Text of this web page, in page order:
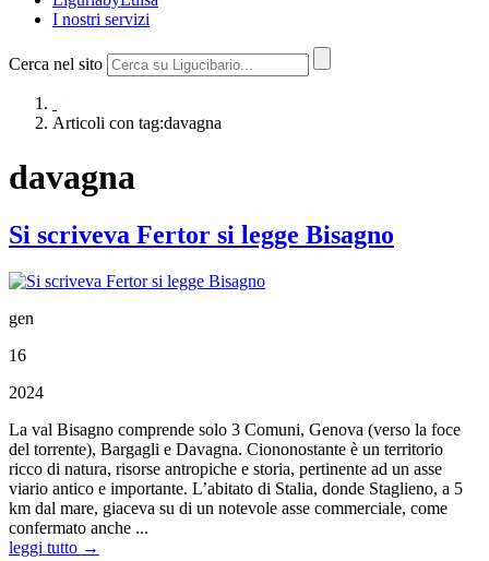
I nostri servizi
Cerca nel sito
Articoli con tag:davagna
davagna
Si scriveva Fertor si legge Bisagno
gen
16
2024
La val Bisagno comprende solo 3 Comuni, Genova (verso la foce
del torrente), Bargagli e Davagna. Ciononostante è un territorio
ricco di natura, risorse antropiche e storia, pertinente ad un asse
viario antico e importante. L’abitato di Stalia, donde Staglieno, a 5
km dal mare, giaceva su di un notevole asse commerciale, come
confermato anche ...
leggi tutto →